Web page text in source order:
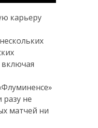
карьеру
включая
разу не
матчей ни